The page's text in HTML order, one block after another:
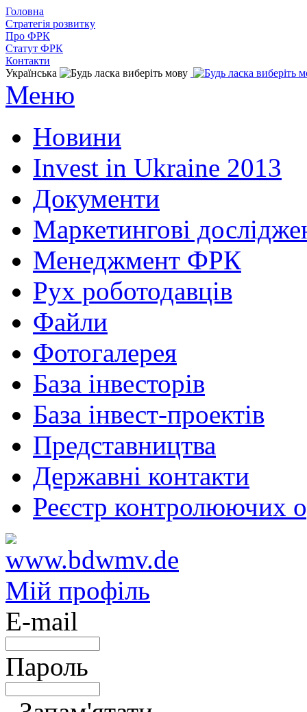
Головна
Стратегія розвитку
Про ФРК
Статут ФРК
Контакти
Українська
Меню
Новини
Invest in Ukraine 2013
Документи
Маркетингові
Менеджмент ФРК
Рух роботодавців
Файли
Фотогалерея
База інвесторів
База інвест-проектів
Представництва
Державні контакти
Реєстр контролюючих
Мій профіль
E-mail
Пароль